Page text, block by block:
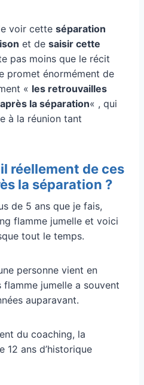
voir cette séparation
et de saisir cette
pas moins que le récit
promet énormément de
« les retrouvailles
la séparation« , qui
à la réunion tant
réellement de ces
la séparation ?
de 5 ans que je fais,
flamme jumelle et voici
tout le temps.
personne vient en
jumelle a souvent
auparavant.
du coaching, la
12 ans d’historique